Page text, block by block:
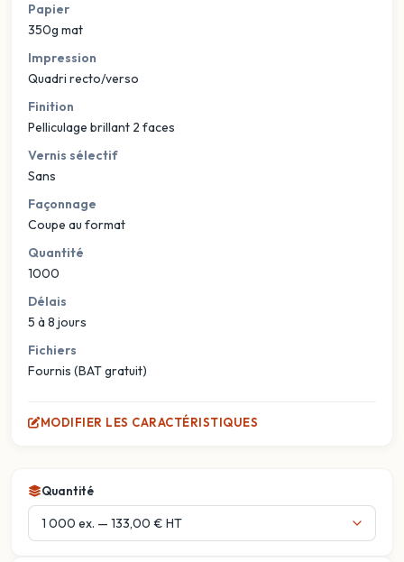
Papier
350g mat
Impression
Quadri recto/verso
Finition
Pelliculage brillant 2 faces
Vernis sélectif
Sans
Façonnage
Coupe au format
Quantité
1000
Délais
5 à 8 jours
Fichiers
Fournis (BAT gratuit)
MODIFIER LES CARACTÉRISTIQUES
Quantité